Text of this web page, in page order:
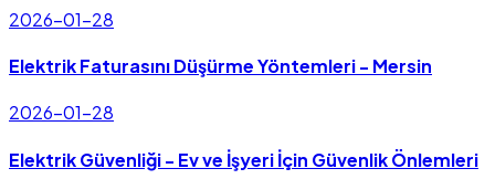
2026-01-28
Elektrik Faturasını Düşürme Yöntemleri - Mersin
2026-01-28
Elektrik Güvenliği - Ev ve İşyeri İçin Güvenlik Önlemleri